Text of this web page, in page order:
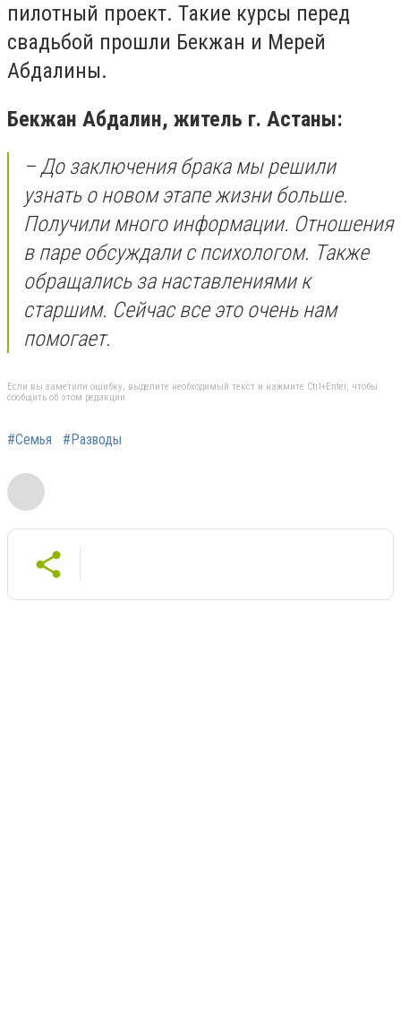
пилотный проект. Такие курсы перед
свадьбой прошли Бекжан и Мерей
Абдалины.
Бекжан Абдалин, житель г. Астаны:
– До заключения брака мы решили
узнать о новом этапе жизни больше.
Получили много информации. Отношения
в паре обсуждали с психологом. Также
обращались за наставлениями к
старшим. Сейчас все это очень нам
помогает.
Если вы заметили ошибку, выделите необходимый текст и нажмите Ctrl+Enter, чтобы
сообщить об этом редакции
#Семья #Разводы